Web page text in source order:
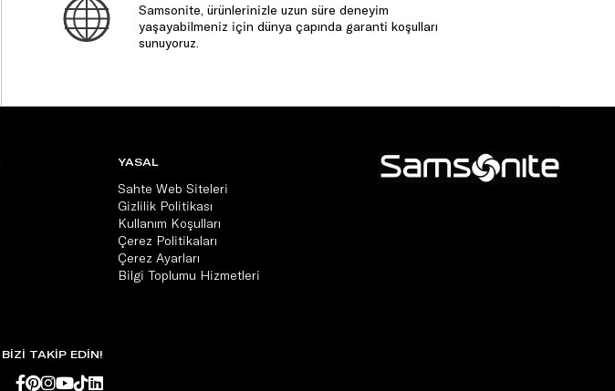
Samsonite, ürünlerinizle uzun süre deneyim
yaşayabilmeniz için dünya çapında garanti koşulları
sunuyoruz.
YASAL
Sahte Web Siteleri
Gizlilik Politikası
Kullanım Koşulları
Çerez Politikaları
Çerez Ayarları
Bilgi Toplumu Hizmetleri
BİZİ TAKİP EDİN!